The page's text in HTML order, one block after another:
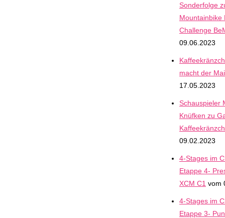
Sonderfolge
Mountainbike
Challenge
09.06.2023
macht der
17.05.2023
Schauspieler
Knüfken zu
09.02.2023
4-Stages im
Etappe 4-
XCM C1 vom
4-Stages im
Etappe 3-